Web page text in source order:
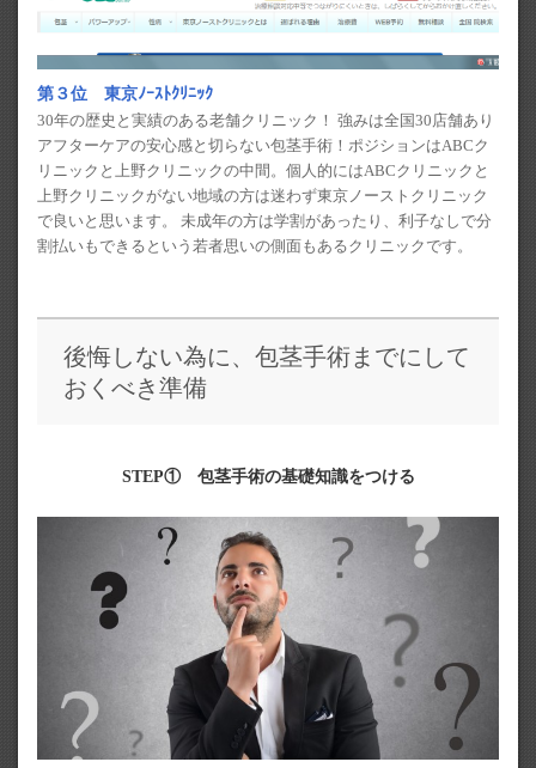
第３位 東京ﾉｰｽﾄｸﾘﾆｯｸ
30年の歴史と実績のある老舗クリニック！ 強みは全国30店舗あり
アフターケアの安心感と切らない包茎手術！ポジションはABCク
リニックと上野クリニックの中間。個人的にはABCクリニックと
上野クリニックがない地域の方は迷わず東京ノーストクリニック
で良いと思います。 未成年の方は学割があったり、利子なしで分
割払いもできるという若者思いの側面もあるクリニックです。
後悔しない為に、包茎手術までにして
おくべき準備
STEP① 包茎手術の基礎知識をつける